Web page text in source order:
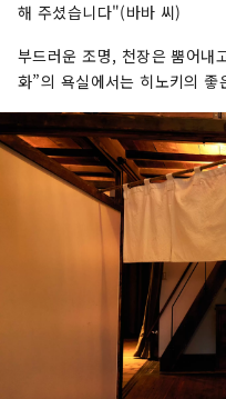
해 주셨습니다"(바바 씨)
부드러운 조명, 천장은 뿜어내
화”의 욕실에서는 히노키의